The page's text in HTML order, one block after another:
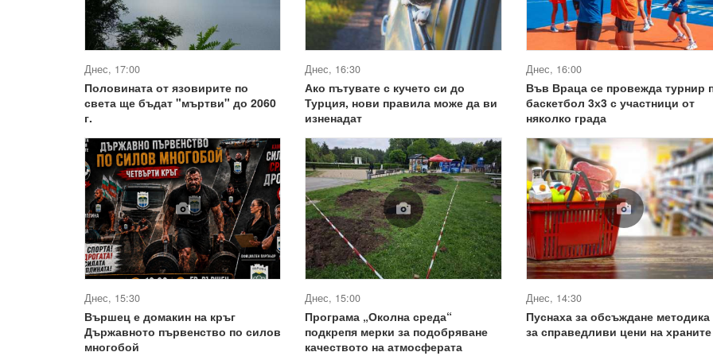
Днес, 17:00
Половината от язовирите по
света ще бъдат "мъртви" до 2060
г.
Днес, 16:30
Ако пътувате с кучето си до
Турция, нови правила може да ви
изненадат
Днес, 16:00
Във Враца се провежда турнир
баскетбол 3х3 с участници от
няколко града
Днес, 15:30
Вършец е домакин на кръг
Държавното първенство по силов
многобой
Днес, 15:00
Програма „Околна среда“
подкрепя мерки за подобряване
качеството на атмосферата
Днес, 14:30
Пуснаха за обсъждане методика
за справедливи цени на храните